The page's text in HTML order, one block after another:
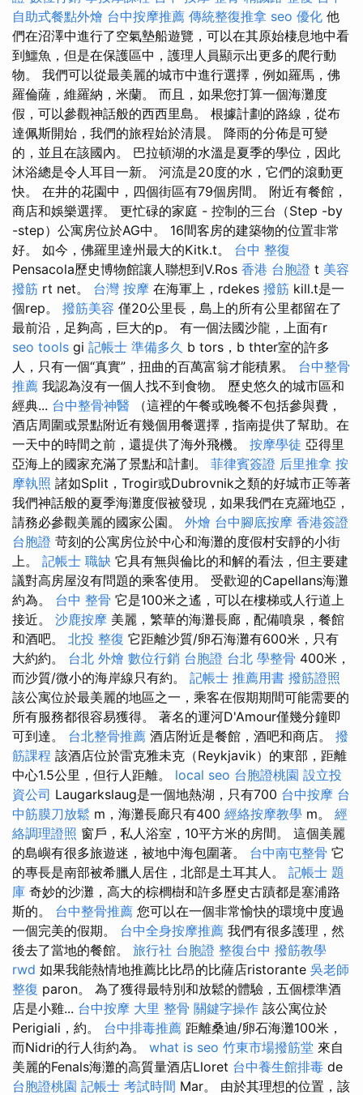
自助式餐點外燴 台中按摩推薦 傳統整復推拿 seo 優化 他
們在沼澤中進行了空氣墊船遊覽，可以在其原始棲息地中看
到鱷魚，但是在保護區中，護理人員顯示出更多的爬行動
物。 我們可以從最美麗的城市中進行選擇，例如羅馬，佛
羅倫薩，維羅納，米蘭。 而且，如果您打算一個海灘度
假，可以參觀神話般的西西里島。 根據計劃的路線，從布
達佩斯開始，我們的旅程始於清晨。 降雨的分佈是可變
的，並且在該國內。 巴拉頓湖的水溫是夏季的學位，因此
沐浴總是令人耳目一新。 河流是20度的水，它們的滾動更
快。 在井的花園中，四個街區有79個房間。 附近有餐館，
商店和娛樂選擇。 更忙碌的家庭 - 控制的三台（Step -by
-step）公寓房位於AG中。 16間客房的建築物的位置非常
好。 如今，佛羅里達州最大的Kitk.t。 台中 整復
Pensacola歷史博物館讓人聯想到V.Ros 香港 台胞證 t 美容
撥筋 rt net。 台灣 按摩 在海軍上，rdekes 撥筋 kill.t是一
個rep。 撥筋美容 僅20公里長，島上的所有公里都留在了
最前沿，足夠高，巨大的p。 有一個法國沙龍，上面有r
seo tools gi 記帳士 準備多久 b tors，b thter室的許多
人，只有一個“真實”，扭曲的百萬富翁才能積累。 台中整骨
推薦 我認為沒有一個人找不到食物。 歷史悠久的城市區和
經典... 台中整骨神醫 （這裡的午餐或晚餐不包括參與費，
酒店周圍或景點附近有幾個用餐選擇，指南提供了幫助。在
一天中的時間之前，還提供了海外飛機。 按摩學徒 亞得里
亞海上的國家充滿了景點和計劃。 菲律賓簽證 后里推拿 按
摩執照 諸如Split，Trogir或Dubrovnik之類的好城市正等著
我們神話般的夏季海灘度假被發現，如果我們在克羅地亞，
請務必參觀美麗的國家公園。 外燴 台中腳底按摩 香港簽證
台胞證 苛刻的公寓房位於中心和海灘的度假村安靜的小街
上。 記帳士 職缺 它具有無與倫比的和解的看法，但主要建
議對高房屋沒有問題的乘客使用。 受歡迎的Capellans海灘
約為。 台中 整骨 它是100米之遙，可以在樓梯或人行道上
接近。 沙鹿按摩 美麗，繁華的海灘長廊，配備噴泉，餐館
和酒吧。 北投 整復 它距離沙質/卵石海灘有600米，只有
大約約。 台北 外燴 數位行銷 台胞證 台北 學整骨 400米，
而沙質/微小的海岸線只有約。 記帳士 推薦用書 撥筋證照
該公寓位於最美麗的地區之一，乘客在假期期間可能需要的
所有服務都很容易獲得。 著名的運河D'Amour僅幾分鐘即
可到達。 台北整骨推薦 酒店附近是餐館，酒吧和商店。 撥
筋課程 該酒店位於雷克雅未克（Reykjavik）的東部，距離
中心1.5公里，但行人距離。 local seo 台胞證桃園 設立投
資公司 Laugarkslaug是一個地熱湖，只有700 台中按摩 台
中筋膜刀放鬆 m，海灘長廊只有400 經絡按摩教學 m。 經
絡調理證照 窗戶，私人浴室，10平方米的房間。 這個美麗
的島嶼有很多旅遊迷，被地中海包圍著。 台中南屯整骨 它
的專長是南部被希臘人居住，北部是土耳其人。 記帳士 題
庫 奇妙的沙灘，高大的棕櫚樹和許多歷史古蹟都是塞浦路
斯的。 台中整骨推薦 您可以在一個非常愉快的環境中度過
一個完美的假期。 台中全身按摩推薦 我們有很多護理，然
後去了當地的餐館。 旅行社 台胞證 整復台中 撥筋教學
rwd 如果我能熱情地推薦比比昂的比薩店ristorante 吳老師
整復 paron。 為了獲得最特別和放鬆的體驗，五個標準酒
店是小雞... 台中按摩 大里 整骨 關鍵字操作 該公寓位於
Perigiali，約。 台中排毒推薦 距離桑迪/卵石海灘100米，
而Nidri的行人街約為。 what is seo 竹東市場撥筋堂 來自
美麗的Fenals海灘的高質量酒店Lloret 台中養生館排毒 de
台胞證桃園 記帳士 考試時間 Mar。 由於其理想的位置，該